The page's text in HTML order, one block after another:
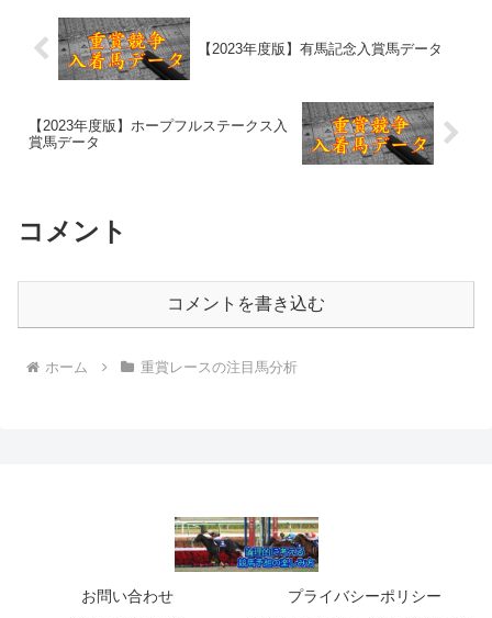
【2023年度版】有馬記念入賞馬データ
【2023年度版】ホープフルステークス入
賞馬データ
コメント
コメントを書き込む
ホーム 重賞レースの注目馬分析
お問い合わせ
プライバシーポリシー